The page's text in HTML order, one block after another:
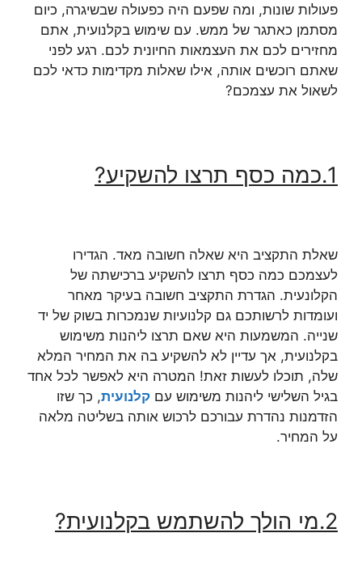
פעולות שונות, ומה שפעם היה כפעולה שבשיגרה, כיום
מסתמן כאתגר של ממש. עם שימוש בקלנועית, אתם
מחזירים לכם את העצמאות החיונית לכם. רגע לפני
שאתם רוכשים אותה, אילו שאלות מקדימות כדאי לכם
לשאול את עצמכם?
1. כמה כסף תרצו להשקיע?
שאלת התקציב היא שאלה חשובה מאד. הגדירו
לעצמכם כמה כסף תרצו להשקיע ברכישתה של
הקלונעית. הגדרת התקציב חשובה בעיקר מאחר
ועומדות לרשותכם גם קלנועיות שנמכרות בשוק של יד
שנייה. המשמעות היא שאם תרצו ליהנות משימוש
בקלנועית, אך עדיין לא להשקיע בה את המחיר המלא
שלה, תוכלו לעשות זאת! המטרה היא לאפשר לכל אחד
בגיל השלישי ליהנות משימוש עם קלנועית, כך שזו
הזדמנות נהדרת עבורכם לרכוש אותה בשליטה מלאה
על המחיר.
2. מי הולך להשתמש בקלנועית?